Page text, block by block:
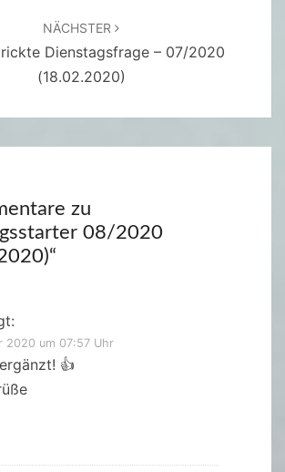
NÄCHSTER
Dienstagsfrage – 07/2020
(18.02.2020)
zu
08/2020
“
2020 um 07:57 Uhr
👍